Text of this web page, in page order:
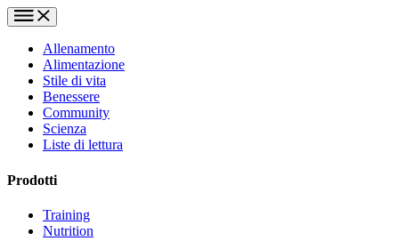
Allenamento
Alimentazione
Stile di vita
Benessere
Community
Scienza
Liste di lettura
Prodotti
Training
Nutrition